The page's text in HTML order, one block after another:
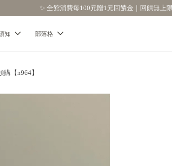
知 部落格
【n964】